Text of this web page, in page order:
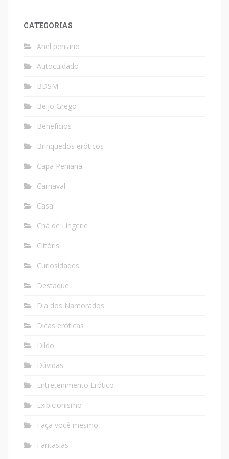
CATEGORIAS
Anel peniano
Autocuidado
BDSM
Beijo Grego
Benefícios
Brinquedos eróticos
Capa Peniana
Carnaval
Casal
Chá de Lingerie
Clitóris
Curiosidades
Destaque
Dia dos Namorados
Dicas eróticas
Dildo
Dúvidas
Entretenimento Erótico
Exibicionismo
Faça você mesmo
Fantasias